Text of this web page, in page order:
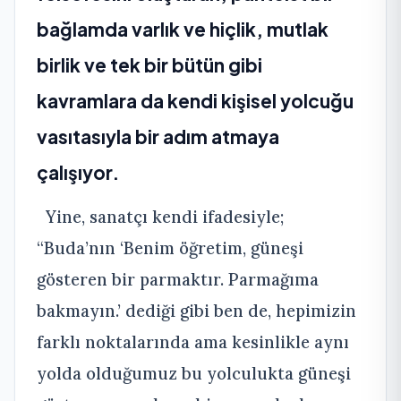
bağlamda varlık ve hiçlik, mutlak
birlik ve tek bir bütün gibi
kavramlara da kendi kişisel yolcuğu
vasıtasıyla bir adım atmaya
çalışıyor.
Yine, sanatçı kendi ifadesiyle;
“Buda’nın ‘Benim öğretim, güneşi
gösteren bir parmaktır. Parmağıma
bakmayın.’ dediği gibi ben de, hepimizin
farklı noktalarında ama kesinlikle aynı
yolda olduğumuz bu yolculukta güneşi